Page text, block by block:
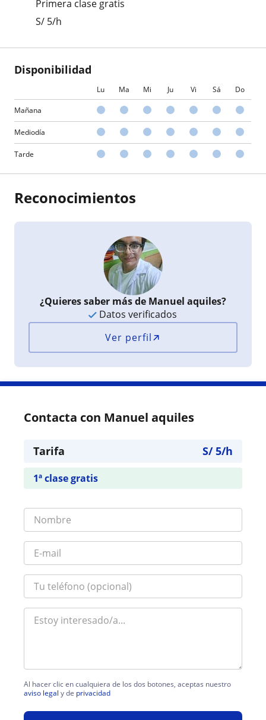
Primera clase gratis
S/ 5/h
Disponibilidad
Lu Ma Mi Ju Vi Sá Do
Mañana
Mediodía
Tarde
Reconocimientos
¿Quieres saber más de Manuel aquiles?
Datos verificados
Ver perfil
Contacta con Manuel aquiles
Tarifa S/5/h
1ª clase gratis
Al hacer clic en cualquiera de los dos botones, aceptas nuestro
aviso legal y de privacidad